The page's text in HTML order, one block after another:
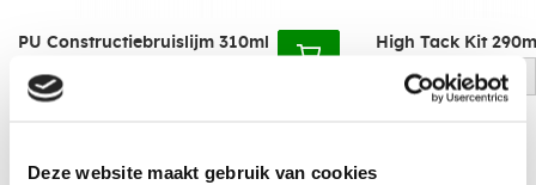
Deze website maakt gebruik van cookies
PU Constructiebruislijm 310ml
log in voor prijs
High Tack Kit
log in voor prijs
Vraag een vrijblijvende offerte aan!